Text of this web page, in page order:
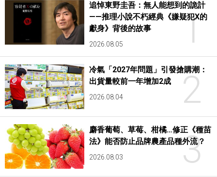
1
追悼東野圭吾：無人能想到的詭計
——推理小說不朽經典《嫌疑犯X的
獻身》背後的故事
2026.08.05
2
冷氣「2027年問題」引發搶購潮：
出貨量較前一年增加2成
2026.08.04
3
麝香葡萄、草莓、柑橘…修正《種苗
法》能否防止品牌農產品種外流？
2026.08.03